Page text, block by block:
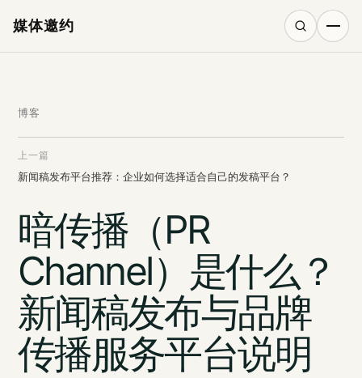
媒体邀约
博客
上一篇
新闻稿发布平台推荐：企业如何选择适合自己的发稿平台？
暗传播（PR
Channel）是什么？
新闻稿发布与品牌
传播服务平台说明